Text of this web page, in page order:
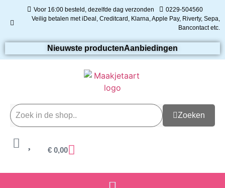
Voor 16:00 besteld, dezelfde dag verzonden
0229-504560
Veilig betalen met iDeal, Creditcard, Klarna, Apple Pay, Riverty, Sepa,
Bancontact etc.
Nieuwste productenAanbiedingen
Zoeken
€ 0,00